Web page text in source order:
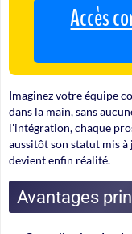
Accès
Imaginez votre équipe
dans la main, sans
l'intégration, chaque
aussitôt son statut mis
devient enfin réalité.
Avantages